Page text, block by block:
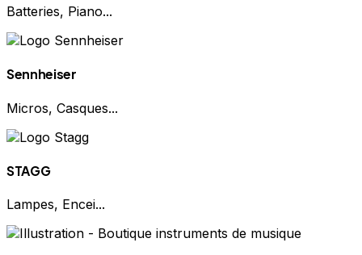
Batteries, Piano...
Sennheiser
Micros, Casques...
STAGG
Lampes, Encei...